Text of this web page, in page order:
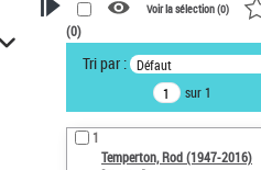
VOTRE RECHERCHE
Recherche avancée dans les
notices d’autorité
Œuvres liées à l'auteur :
Temperton, Rod (1947-2016)
Voir la sélection (0)
(0)
Tri par : Défaut
sur 1
1
Temperton, Rod (1947-2016)